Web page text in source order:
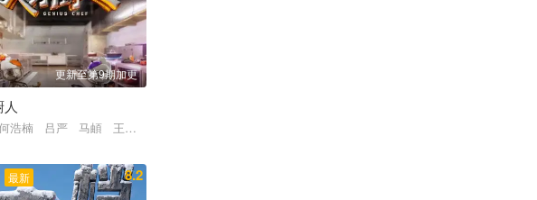
徐志胜 李雪琴 李嘉琦 王子奇 滕哲 徐若晗 陈鑫海 庾恩利 贺峻霖
更新至第9期加更
浩楠 吕严 马頔 王祖蓝 杨超越 岳云鹏 张柏芝
最新 8.2